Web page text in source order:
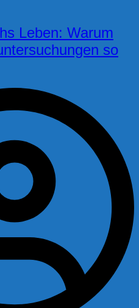
Leben: Warum
so